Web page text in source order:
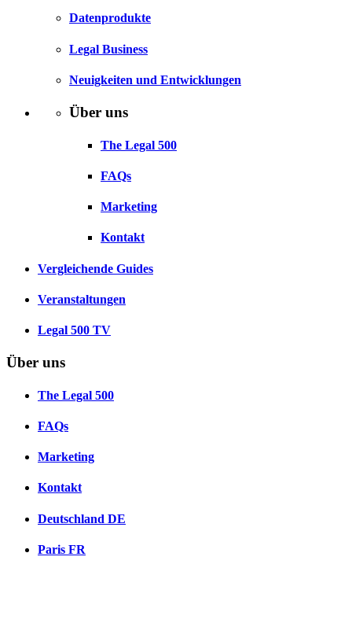
Datenprodukte
Legal Business
Neuigkeiten und Entwicklungen
Über uns
The Legal 500
FAQs
Marketing
Kontakt
Vergleichende Guides
Veranstaltungen
Legal 500 TV
Über uns
The Legal 500
FAQs
Marketing
Kontakt
Deutschland DE
Paris FR